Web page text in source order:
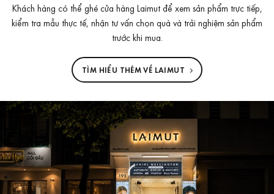
Khách hàng có thể ghé cửa hàng Laimut để xem sản phẩm trực tiếp,
kiểm tra mẫu thực tế, nhận tư vấn chọn quà và trải nghiệm sản phẩm
trước khi mua.
TÌM HIỂU THÊM VỀ LAIMUT